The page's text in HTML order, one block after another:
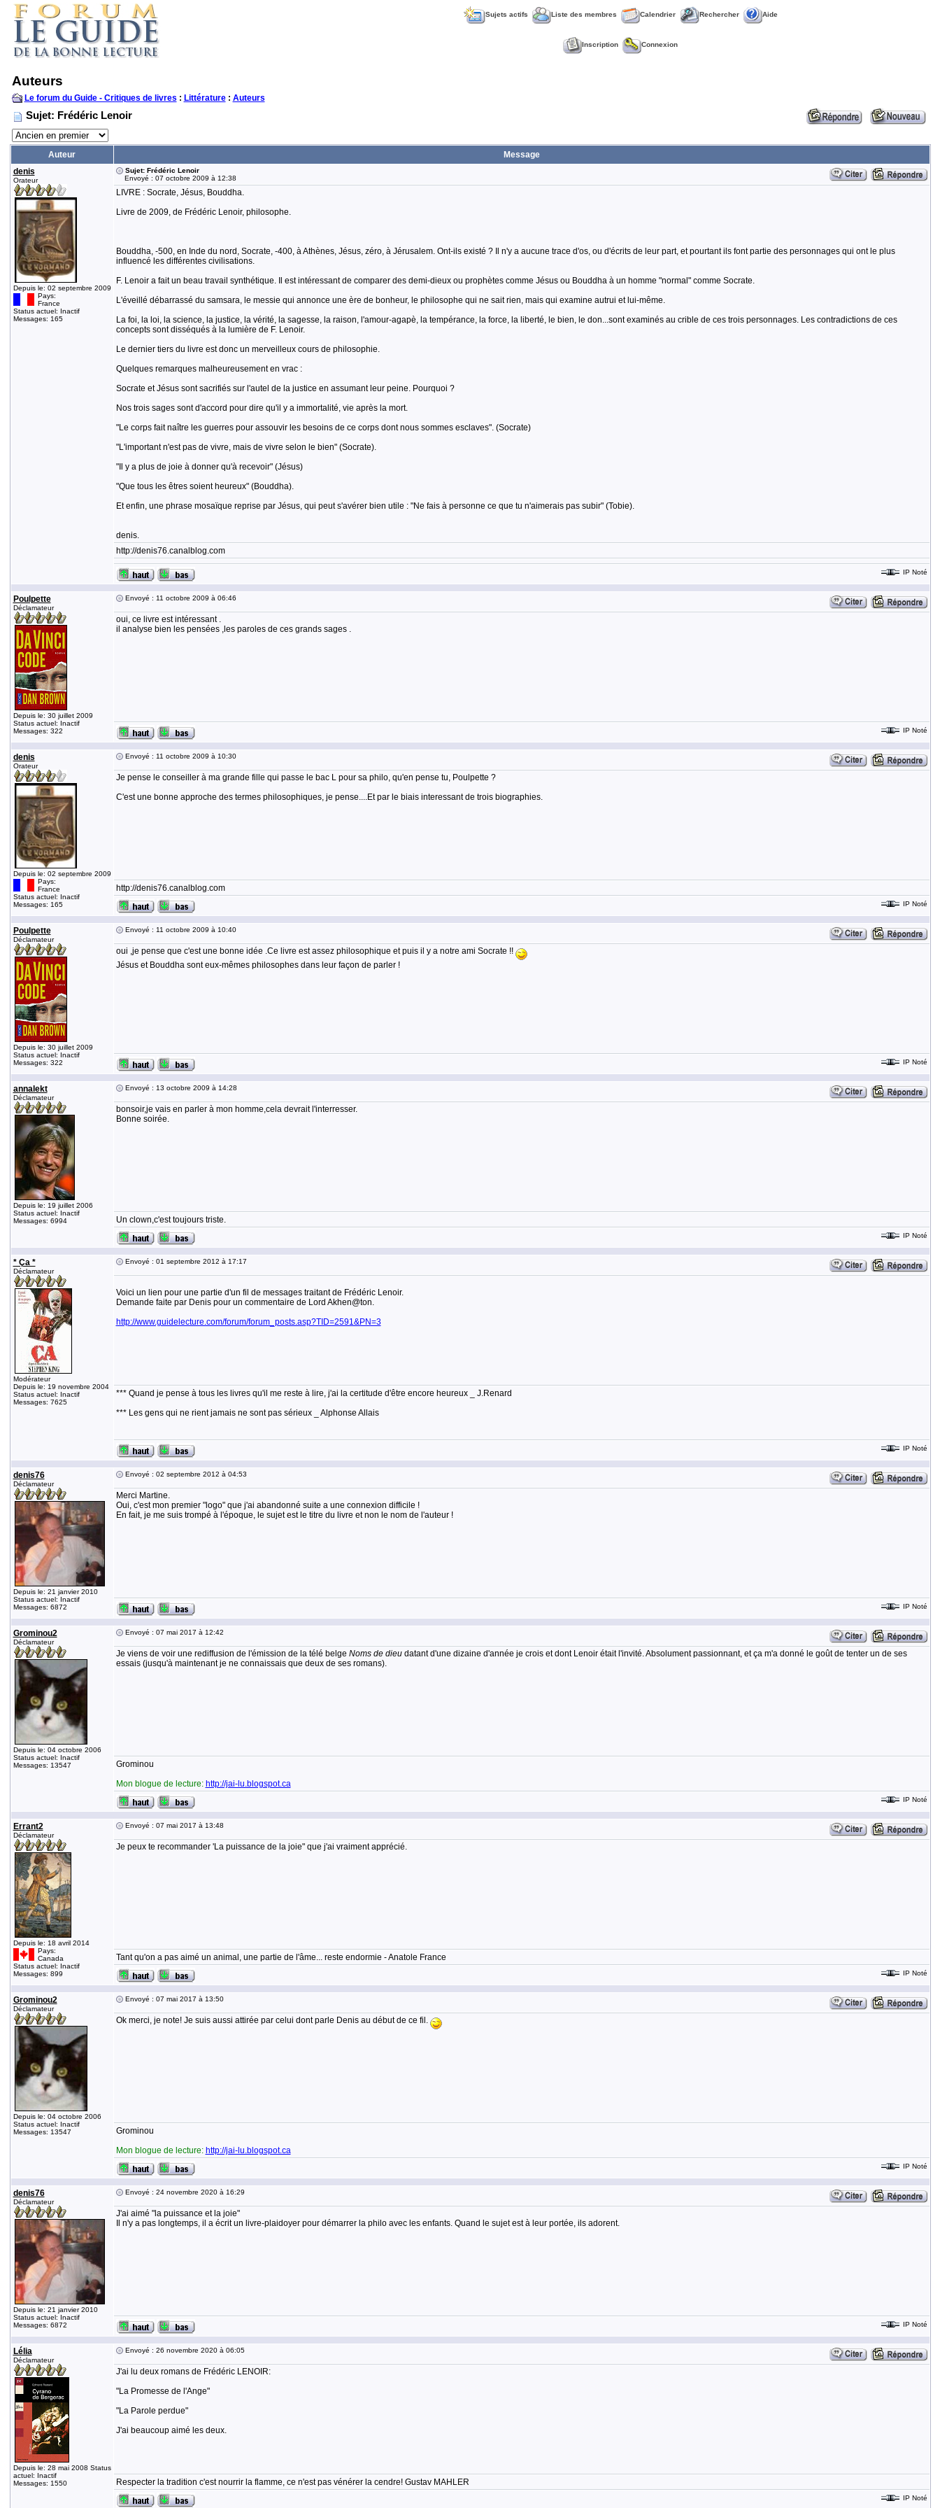
Sujets actifs Liste des membres Calendrier Rechercher Aide
Inscription Connexion
Auteurs
Le forum du Guide - Critiques de livres : Littérature: Auteurs
Sujet: Frédéric Lenoir
Auteur
Message
denis
Orateur
Depuis le: 02 septembre 2009
Pays:
France
Status actuel: Inactif
Messages: 165
Sujet: Frédéric Lenoir
Envoyé : 07 octobre 2009 à 12:38
LIVRE : Socrate, Jésus, Bouddha.
Livre de 2009, de Frédéric Lenoir, philosophe.
Bouddha, -500, en Inde du nord, Socrate, -400, à Athènes, Jésus, zéro, à Jérusalem. Ont-ils existé ? Il n'y a aucune trace d'os, ou d'écrits de leur part, et pourtant ils font partie des personnages qui ont le plus
influencé les différentes civilisations.
F. Lenoir a fait un beau travail synthétique. Il est intéressant de comparer des demi-dieux ou prophètes comme Jésus ou Bouddha à un homme "normal" comme Socrate.
L'éveillé débarrassé du samsara, le messie qui annonce une ère de bonheur, le philosophe qui ne sait rien, mais qui examine autrui et lui-même.
La foi, la loi, la science, la justice, la vérité, la sagesse, la raison, l'amour-agapè, la tempérance, la force, la liberté, le bien, le don...sont examinés au crible de ces trois personnages. Les contradictions de ces
concepts sont disséqués à la lumière de F. Lenoir.
Le dernier tiers du livre est donc un merveilleux cours de philosophie.
Quelques remarques malheureusement en vrac :
Socrate et Jésus sont sacrifiés sur l'autel de la justice en assumant leur peine. Pourquoi ?
Nos trois sages sont d'accord pour dire qu'il y a immortalité, vie après la mort.
"Le corps fait naître les guerres pour assouvir les besoins de ce corps dont nous sommes esclaves". (Socrate)
"L'important n'est pas de vivre, mais de vivre selon le bien" (Socrate).
"Il y a plus de joie à donner qu'à recevoir" (Jésus)
"Que tous les êtres soient heureux" (Bouddha).
Et enfin, une phrase mosaïque reprise par Jésus, qui peut s'avérer bien utile : "Ne fais à personne ce que tu n'aimerais pas subir" (Tobie).
denis.
http://denis76.canalblog.com
IP Noté
Poulpette
Déclamateur
Depuis le: 30 juillet 2009
Status actuel: Inactif
Messages: 322
Envoyé : 11 octobre 2009 à 06:46
oui, ce livre est intéressant .
il analyse bien les pensées ,les paroles de ces grands sages .
IP Noté
denis
Orateur
Depuis le: 02 septembre 2009
Pays:
France
Status actuel: Inactif
Messages: 165
Envoyé : 11 octobre 2009 à 10:30
Je pense le conseiller à ma grande fille qui passe le bac L pour sa philo, qu'en pense tu, Poulpette ?
C'est une bonne approche des termes philosophiques, je pense....Et par le biais interessant de trois biographies.
http://denis76.canalblog.com
IP Noté
Poulpette
Déclamateur
Depuis le: 30 juillet 2009
Status actuel: Inactif
Messages: 322
Envoyé : 11 octobre 2009 à 10:40
oui ,je pense que c'est une bonne idée .Ce livre est assez philosophique et puis il y a notre ami Socrate !!
Jésus et Bouddha sont eux-mêmes philosophes dans leur façon de parler !
IP Noté
annalekt
Déclamateur
Depuis le: 19 juillet 2006
Status actuel: Inactif
Messages: 6994
Envoyé : 13 octobre 2009 à 14:28
bonsoir,je vais en parler à mon homme,cela devrait l'interresser.
Bonne soirée.
Un clown,c'est toujours triste.
IP Noté
* Ça *
Déclamateur
Modérateur
Depuis le: 19 novembre 2004
Status actuel: Inactif
Messages: 7625
Envoyé : 01 septembre 2012 à 17:17
Voici un lien pour une partie d'un fil de messages traitant de Frédéric Lenoir.
Demande faite par Denis pour un commentaire de Lord Akhen@ton.
http://www.guidelecture.com/forum/forum_posts.asp?TID=2591&PN=3
*** Quand je pense à tous les livres qu'il me reste à lire, j'ai la certitude d'être encore heureux _ J.Renard
*** Les gens qui ne rient jamais ne sont pas sérieux _ Alphonse Allais
IP Noté
denis76
Déclamateur
Depuis le: 21 janvier 2010
Status actuel: Inactif
Messages: 6872
Envoyé : 02 septembre 2012 à 04:53
Merci Martine.
Oui, c'est mon premier "logo" que j'ai abandonné suite a une connexion difficile !
En fait, je me suis trompé à l'époque, le sujet est le titre du livre et non le nom de l'auteur !
IP Noté
Grominou2
Déclamateur
Depuis le: 04 octobre 2006
Status actuel: Inactif
Messages: 13547
Envoyé : 07 mai 2017 à 12:42
Je viens de voir une rediffusion de l'émission de la télé belge Noms de dieudatant d'une dizaine d'année je crois et dont Lenoir était l'invité. Absolument passionnant, et ça m'a donné le goût de tenter un de ses
essais (jusqu'à maintenant je ne connaissais que deux de ses romans).
Grominou
Mon blogue de lecture: http://jai-lu.blogspot.ca
IP Noté
Errant2
Déclamateur
Depuis le: 18 avril 2014
Pays:
Canada
Status actuel: Inactif
Messages: 899
Envoyé : 07 mai 2017 à 13:48
Je peux te recommander 'La puissance de la joie" que j'ai vraiment apprécié.
Tant qu'on a pas aimé un animal, une partie de l'âme... reste endormie - Anatole France
IP Noté
Grominou2
Déclamateur
Depuis le: 04 octobre 2006
Status actuel: Inactif
Messages: 13547
Envoyé : 07 mai 2017 à 13:50
Ok merci, je note! Je suis aussi attirée par celui dont parle Denis au début de ce fil.
Grominou
Mon blogue de lecture: http://jai-lu.blogspot.ca
IP Noté
denis76
Déclamateur
Depuis le: 21 janvier 2010
Status actuel: Inactif
Messages: 6872
Envoyé : 24 novembre 2020 à 16:29
J'ai aimé "la puissance et la joie"
Il n'y a pas longtemps, il a écrit un livre-plaidoyer pour démarrer la philo avec les enfants. Quand le sujet est à leur portée, ils adorent.
IP Noté
Lélia
Déclamateur
Depuis le: 28 mai 2008 Status
actuel: Inactif
Messages: 1550
Envoyé : 26 novembre 2020 à 06:05
J'ai lu deux romans de Frédéric LENOIR:
"La Promesse de l'Ange"
"La Parole perdue"
J'ai beaucoup aimé les deux.
Respecter la tradition c'est nourrir la flamme, ce n'est pas vénérer la cendre! Gustav MAHLER
IP Noté